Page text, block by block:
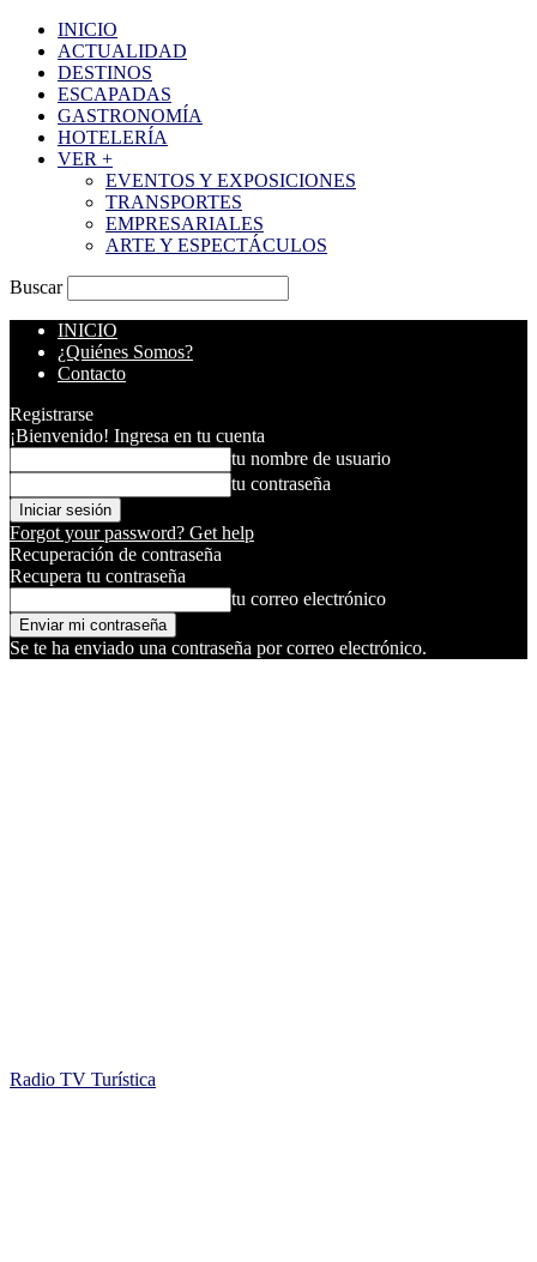
INICIO
ACTUALIDAD
DESTINOS
ESCAPADAS
GASTRONOMÍA
HOTELERÍA
VER +
EVENTOS Y EXPOSICIONES
TRANSPORTES
EMPRESARIALES
ARTE Y ESPECTÁCULOS
Buscar
INICIO
¿Quiénes Somos?
Contacto
Registrarse
¡Bienvenido! Ingresa en tu cuenta
tu nombre de usuario
tu contraseña
Forgot your password? Get help
Recuperación de contraseña
Recupera tu contraseña
tu correo electrónico
Se te ha enviado una contraseña por correo electrónico.
Radio TV Turística